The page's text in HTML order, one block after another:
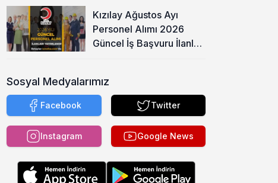
Kızılay Ağustos Ayı
Personel Alımı 2026
Güncel İş Başvuru İlanları
Sosyal Medyalarımız
Facebook Twitter
Instagram Google News